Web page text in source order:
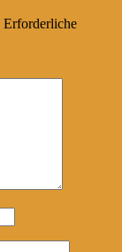
Erforderliche